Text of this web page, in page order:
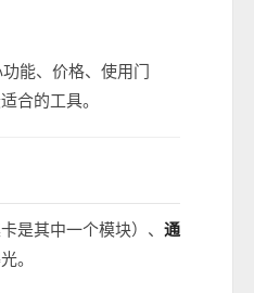
能、价格、使用门
合的工具。
卡是其中一个模块）、 通
。